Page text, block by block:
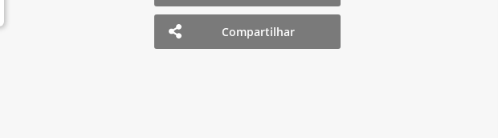
Compartilhar